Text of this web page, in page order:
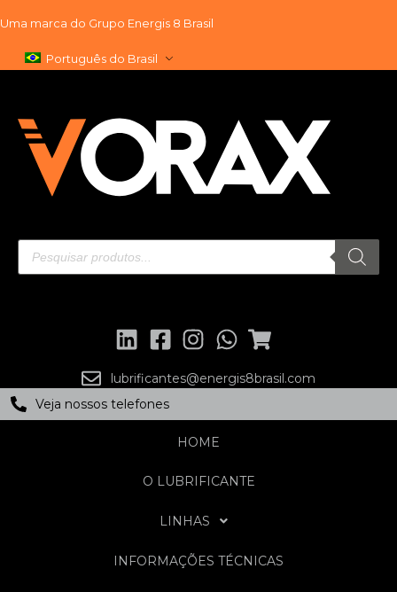
para
Uma marca do Grupo Energis 8 Brasil
Português do Brasil
lubrificantes@energis8brasil.com
Veja nossos telefones
HOME
O LUBRIFICANTE
LINHAS
INFORMAÇÕES TÉCNICAS